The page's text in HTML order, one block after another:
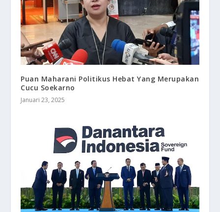
Puan Maharani Politikus Hebat Yang Merupakan
Cucu Soekarno
Januari 23, 2025